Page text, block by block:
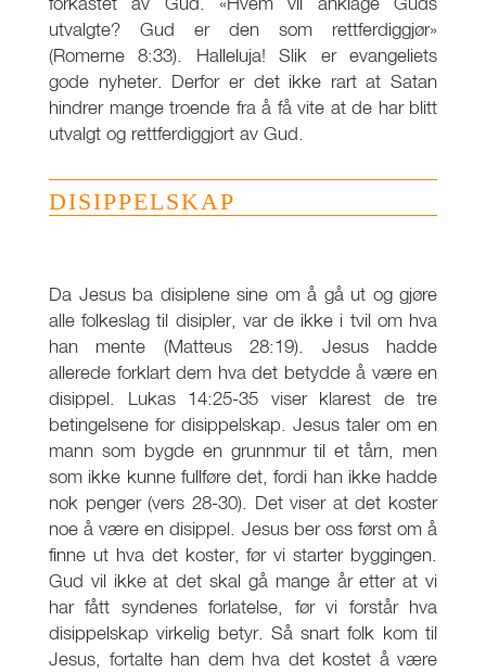
utvalgte? Gud er den som rettferdiggjør»
(Romerne 8:33). Halleluja! Slik er evangeliets
gode nyheter. Derfor er det ikke rart at Satan
hindrer mange troende fra å få vite at de har blitt
utvalgt og rettferdiggjort av Gud.
DISIPPELSKAP
Da Jesus ba disiplene sine om å gå ut og gjøre
alle folkeslag til disipler, var de ikke i tvil om hva
han mente (Matteus 28:19). Jesus hadde
allerede forklart dem hva det betydde å være en
disippel. Lukas 14:25-35 viser klarest de tre
betingelsene for disippelskap. Jesus taler om en
mann som bygde en grunnmur til et tårn, men
som ikke kunne fullføre det, fordi han ikke hadde
nok penger (vers 28-30). Det viser at det koster
noe å være en disippel. Jesus ber oss først om å
finne ut hva det koster, før vi starter byggingen.
Gud vil ikke at det skal gå mange år etter at vi
har fått syndenes forlatelse, før vi forstår hva
disippelskap virkelig betyr. Så snart folk kom til
Jesus, fortalte han dem hva det kostet å være